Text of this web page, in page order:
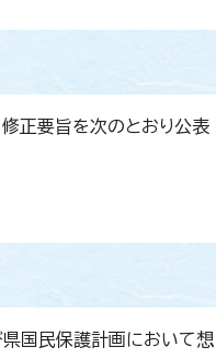
正要旨を次のとおり公表
国民保護計画において想